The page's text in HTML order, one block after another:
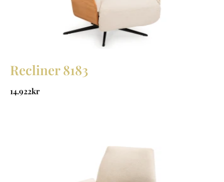
Recliner 8183
14.922kr